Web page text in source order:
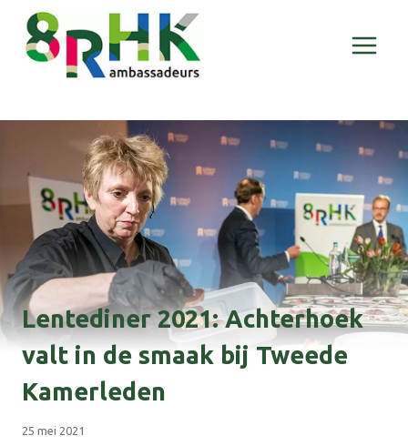
Doorgaan
naar
inhoud
Lentediner 2021: Achterhoek
valt in de smaak bij Tweede
Kamerleden
25 mei 2021